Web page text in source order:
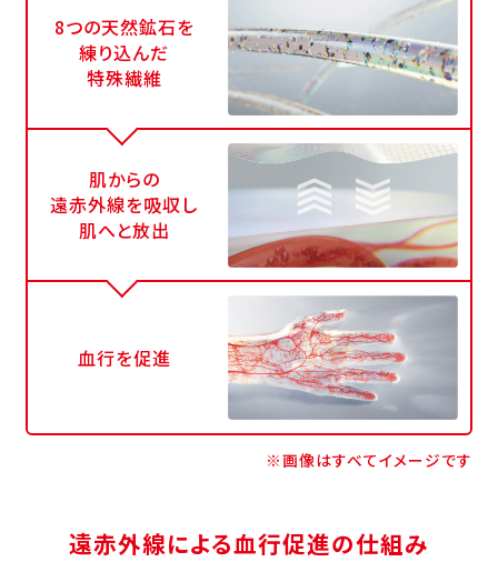
8つの天然鉱石を
練り込んだ
特殊繊維
肌からの
遠赤外線を吸収し
肌へと放出
血行を促進
※画像はすべてイメージです
遠赤外線による血行促進の仕組み